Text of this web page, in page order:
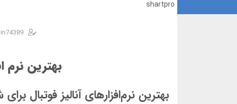
shartpro
بهترین نرم‌
بهترین نرم‌افزارهای آنالیز فوتبال برای